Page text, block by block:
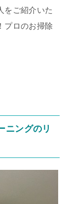
をご紹介いた
プロのお掃除
ニングのリ